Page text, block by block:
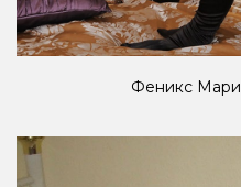
Феникс Мари